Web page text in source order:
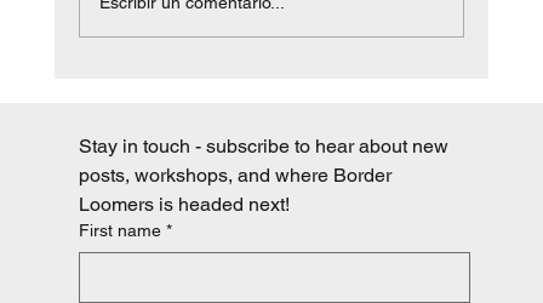
Stay in touch - subscribe to hear about new
posts, workshops, and where Border
Loomers is headed next!
First name *